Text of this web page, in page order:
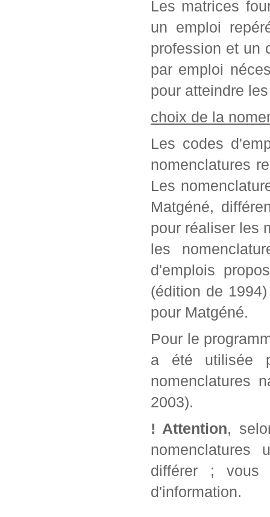
Les matrices
un emploi
profession et un
par emploi
pour atteindre
choix de la
Les codes
nomenclatures
Les
Matgéné,
pour réaliser les
les
d'emplois
(édition de
pour Matgéné.
Pour le
a été utilisée
nomenclatures
2003).
! Attention,
nomenclatures
différer ; vous
d'information.